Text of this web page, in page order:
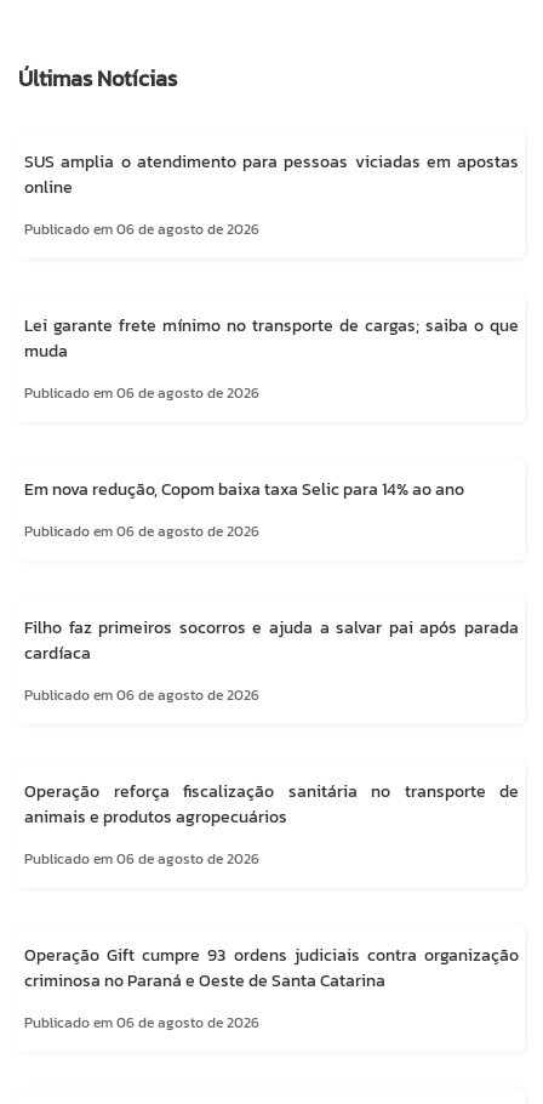
Últimas Notícias
SUS amplia o atendimento para pessoas viciadas em apostas
online
Publicado em 06 de agosto de 2026
Lei garante frete mínimo no transporte de cargas; saiba o que
muda
Publicado em 06 de agosto de 2026
Em nova redução, Copom baixa taxa Selic para 14% ao ano
Publicado em 06 de agosto de 2026
Filho faz primeiros socorros e ajuda a salvar pai após parada
cardíaca
Publicado em 06 de agosto de 2026
Operação reforça fiscalização sanitária no transporte de
animais e produtos agropecuários
Publicado em 06 de agosto de 2026
Operação Gift cumpre 93 ordens judiciais contra organização
criminosa no Paraná e Oeste de Santa Catarina
Publicado em 06 de agosto de 2026